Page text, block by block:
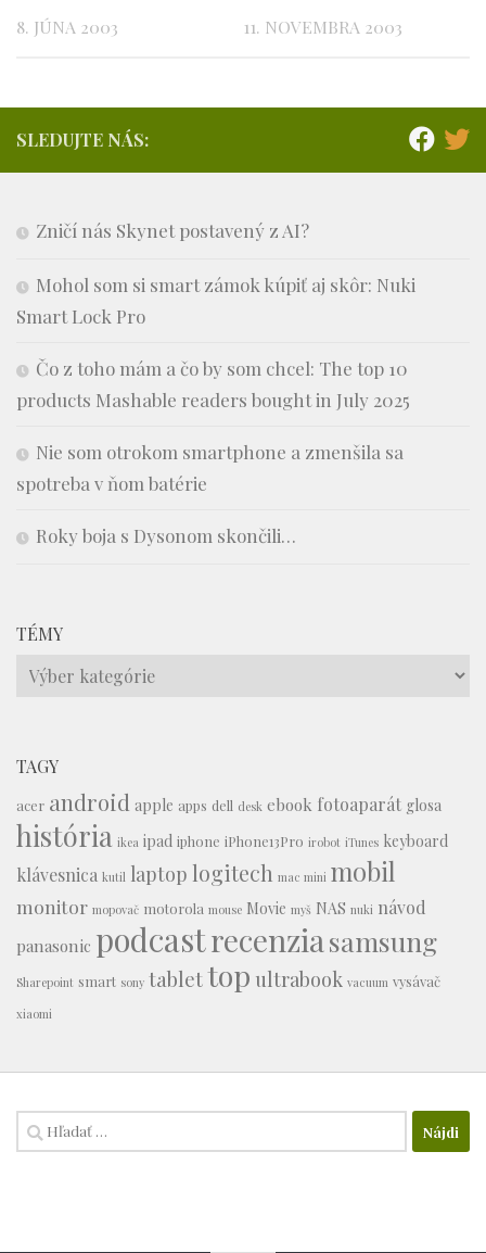
8. JÚNA 2003 11. NOVEMBRA 2003
SLEDUJTE NÁS:
Zničí nás Skynet postavený z AI?
Mohol som si smart zámok kúpiť aj skôr: Nuki
Smart Lock Pro
Čo z toho mám a čo by som chcel: The top 10
products Mashable readers bought in July 2025
Nie som otrokom smartphone a zmenšila sa
spotreba v ňom batérie
Roky boja s Dysonom skončili…
TÉMY
Témy
TAGY
acer android apple apps dell desk ebook fotoaparát glosa
história ikea ipad iphone iPhone13Pro irobot iTunes keyboard
klávesnica kutil laptop logitech mac mini mobil
monitor mopovač motorola mouse Movie myš NAS nuki návod
panasonic podcastrecenziasamsung
Sharepoint smart sony tablettop ultrabook vacuum vysávač
xiaomi
Hľadať: